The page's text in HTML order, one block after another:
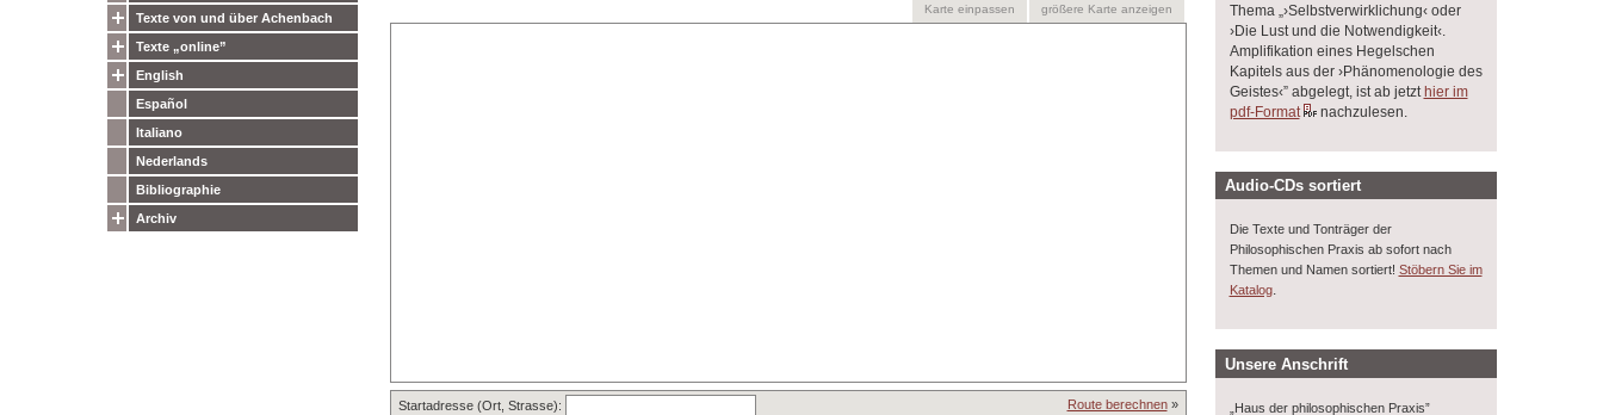
Texte von und über Achenbach
Texte „online”
English
Español
Italiano
Nederlands
Bibliographie
Archiv
größere Karte anzeigen
Karte einpassen
Startadresse (Ort, Strasse): Route berechnen»
Thema „›Selbstverwirklichung‹ oder
›Die Lust und die Notwendigkeit‹.
Amplifikation eines Hegelschen
Kapitels aus der ›Phänomenologie des
Geistes‹” abgelegt, ist ab jetzt hier im
pdf-Format
nachzulesen.
Audio-CDs sortiert
Die Texte und Tonträger der
Philosophischen Praxis ab sofort nach
Themen und Namen sortiert! Stöbern Sie im
Katalog.
Unsere Anschrift
„Haus der philosophischen Praxis”